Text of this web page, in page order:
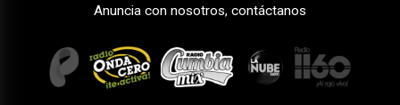
Anuncia con nosotros, contáctanos